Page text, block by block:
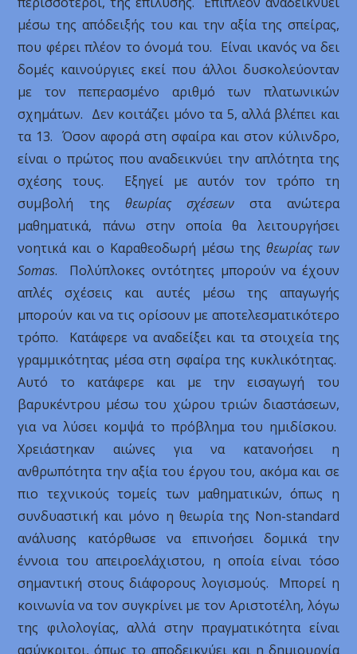
μέσω της απόδειξής του και την αξία της σπείρας,
που φέρει πλέον το όνομά του. Είναι ικανός να δει
δομές καινούργιες εκεί που άλλοι δυσκολεύονταν
με τον πεπερασμένο αριθμό των πλατωνικών
σχημάτων. Δεν κοιτάζει μόνο τα 5, αλλά βλέπει και
τα 13. Όσον αφορά στη σφαίρα και στον κύλινδρο,
είναι ο πρώτος που αναδεικνύει την απλότητα της
σχέσης τους. Εξηγεί με αυτόν τον τρόπο τη
συμβολή της θεωρίας σχέσεων στα ανώτερα
μαθηματικά, πάνω στην οποία θα λειτουργήσει
νοητικά και ο Καραθεοδωρή μέσω της θεωρίας των
Somas. Πολύπλοκες οντότητες μπορούν να έχουν
απλές σχέσεις και αυτές μέσω της απαγωγής
μπορούν και να τις ορίσουν με αποτελεσματικότερο
τρόπο. Κατάφερε να αναδείξει και τα στοιχεία της
γραμμικότητας μέσα στη σφαίρα της κυκλικότητας.
Αυτό το κατάφερε και με την εισαγωγή του
βαρυκέντρου μέσω του χώρου τριών διαστάσεων,
για να λύσει κομψά το πρόβλημα του ημιδίσκου.
Χρειάστηκαν αιώνες για να κατανοήσει η
ανθρωπότητα την αξία του έργου του, ακόμα και σε
πιο τεχνικούς τομείς των μαθηματικών, όπως η
συνδυαστική και μόνο η θεωρία της Non-standard
ανάλυσης κατόρθωσε να επινοήσει δομικά την
έννοια του απειροελάχιστου, η οποία είναι τόσο
σημαντική στους διάφορους λογισμούς. Μπορεί η
κοινωνία να τον συγκρίνει με τον Αριστοτέλη, λόγω
της φιλολογίας, αλλά στην πραγματικότητα είναι
ασύγκριτοι, όπως το αποδεικνύει και η δημιουργία